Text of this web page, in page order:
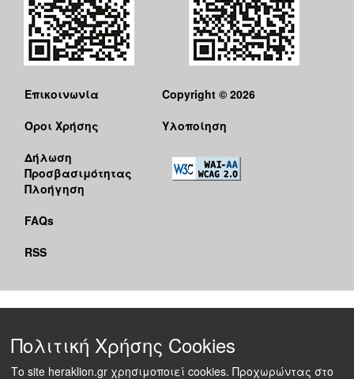
Επικοινωνία
Όροι Χρήσης
Δήλωση
Προσβασιμότητας
Πλοήγηση
FAQs
RSS
Copyright © 2026
Υλοποίηση
Πολιτική Χρήσης Cookies
Το site heraklion.gr χρησιμοποιεί cookies. Προχωρώντας στο